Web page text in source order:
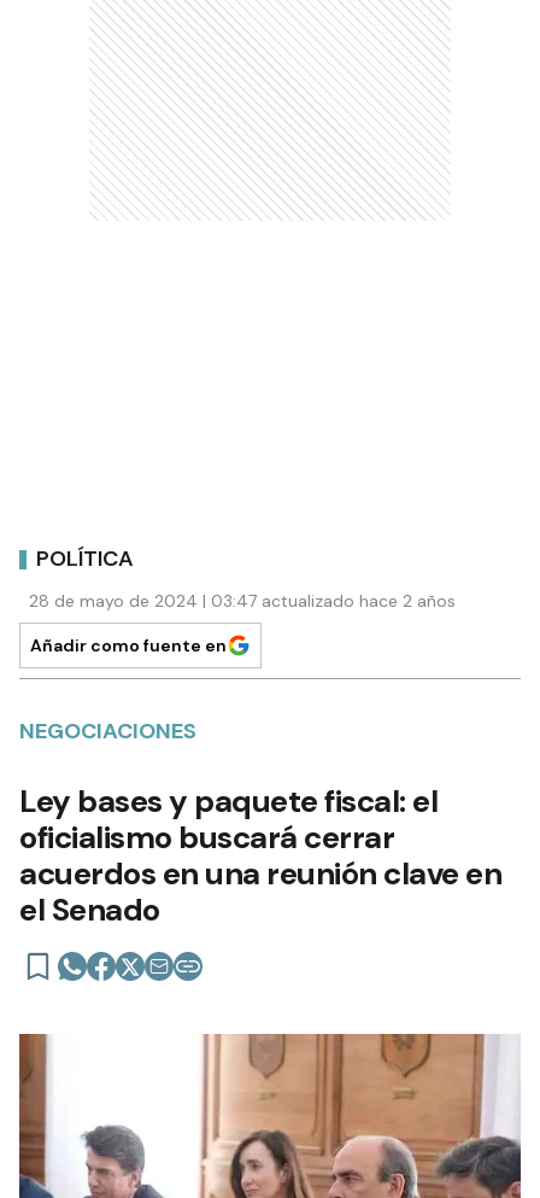
POLÍTICA
28 de mayo de 2024 | 03:47 actualizado hace 2 años
Añadir como fuente en
NEGOCIACIONES
Ley bases y paquete fiscal: el
oficialismo buscará cerrar
acuerdos en una reunión clave en
el Senado